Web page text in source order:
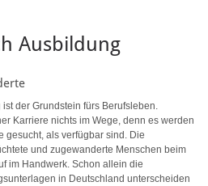
Ausbildung
der Grundstein fürs Berufsleben.
Karriere nichts im Wege, denn es werden
gesucht, als verfügbar sind. Die
und zugewanderte Menschen beim
im Handwerk. Schon allein die
in Deutschland unterscheiden